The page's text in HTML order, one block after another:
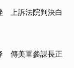
上訴法院判決白
傳美軍參謀長正